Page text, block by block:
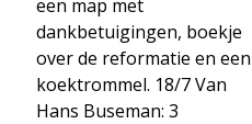
een map met
dankbetuigingen, boekje
over de reformatie en een
koektrommel. 18/7 Van
Hans Buseman: 3